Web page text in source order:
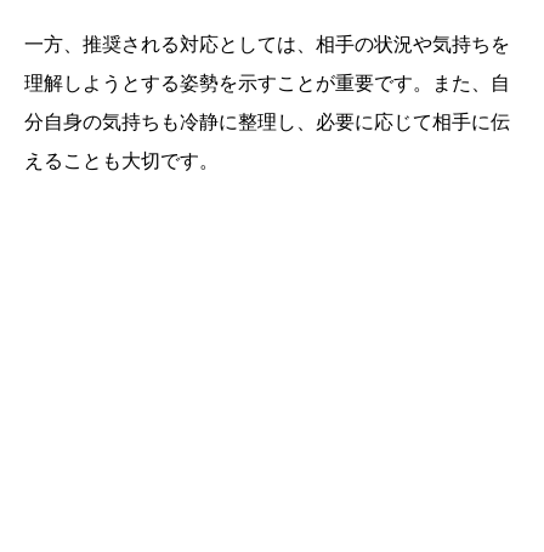
一方、推奨される対応としては、相手の状況や気持ちを
理解しようとする姿勢を示すことが重要です。また、自
分自身の気持ちも冷静に整理し、必要に応じて相手に伝
えることも大切です。